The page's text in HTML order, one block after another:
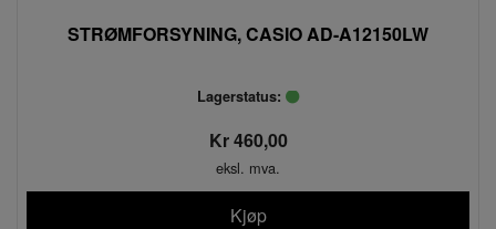
STRØMFORSYNING, CASIO AD-A12150LW
Lagerstatus:
Kr 460,00
eksl. mva.
Kjøp